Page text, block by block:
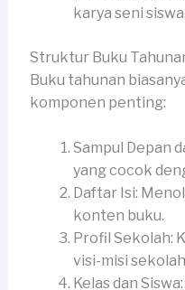
karya seni siswa.
Struktur Buku
Buku tahunan
komponen penting:
Sampul Depan
yang cocok
Daftar Isi:
konten buku.
Profil Sekolah:
visi-misi
Kelas dan